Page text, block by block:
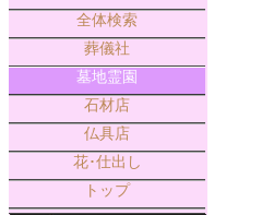
全体検索
葬儀社
墓地霊園
石材店
仏具店
花･仕出し
トップ